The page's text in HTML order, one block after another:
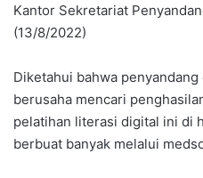
Kantor Sekretariat
(13/8/2022)
Diketahui bahwa
berusaha mencari
pelatihan literasi digital ini di
berbuat banyak melalui